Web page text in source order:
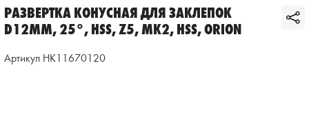
РАЗВЕРТКА КОНУСНАЯ ДЛЯ ЗАКЛЕПОК
D12ММ, 25°, HSS, Z5, МК2, HSS, ORION
Артикул HK11670120